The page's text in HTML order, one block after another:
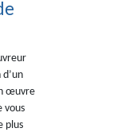
d’un
œuvre
vous
plus